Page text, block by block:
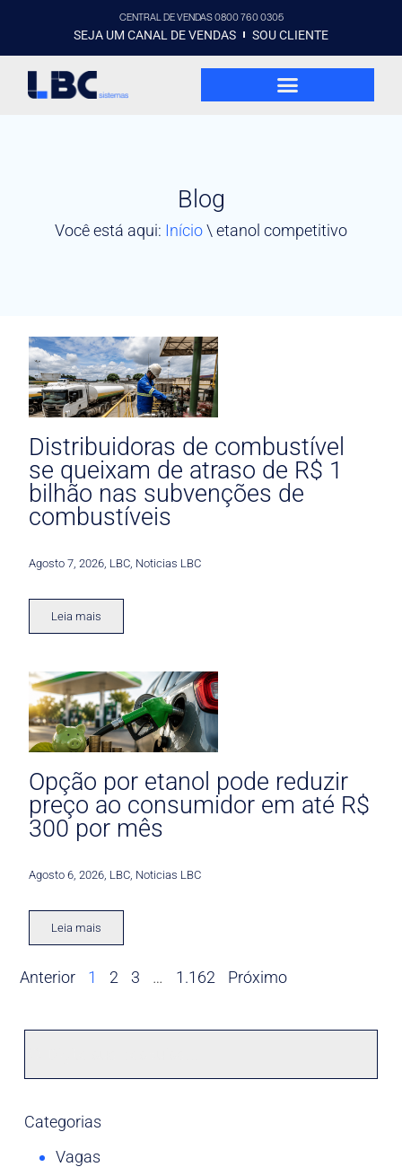
CENTRAL DE VENDAS 0800 760 0305
SEJA UM CANAL DE VENDAS SOU CLIENTE
Blog
Você está aqui: Início\ etanol competitivo
Distribuidoras de combustível
se queixam de atraso de R$ 1
bilhão nas subvenções de
combustíveis
Agosto 7, 2026 LBC Noticias LBC
Leia mais
Opção por etanol pode reduzir
preço ao consumidor em até R$
300 por mês
Agosto 6, 2026 LBC Noticias LBC
Leia mais
Anterior 1 2 3 … 1.162 Próximo
Categorias
Vagas